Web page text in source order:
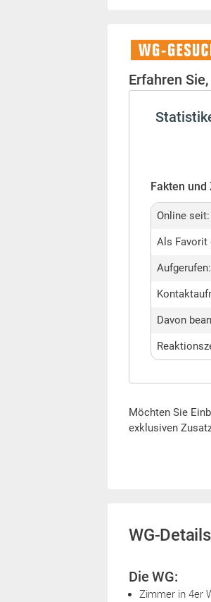
WG-
Gesucht+
Erfahren
Fakten und
Online seit:
Als Favorit
Aufgerufen:
Davon
Möchten Sie
exklusiven
WG-Details
Die WG:
Zimmer in 4er